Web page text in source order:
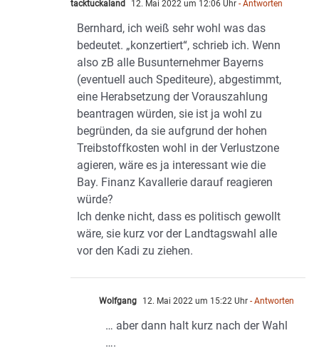
tacktuckaland 12. Mai 2022 um 12:06 Uhr - Antworten
Bernhard, ich weiß sehr wohl was das
bedeutet. „konzertiert“, schrieb ich. Wenn
also zB alle Busunternehmer Bayerns
(eventuell auch Spediteure), abgestimmt,
eine Herabsetzung der Vorauszahlung
beantragen würden, sie ist ja wohl zu
begründen, da sie aufgrund der hohen
Treibstoffkosten wohl in der Verlustzone
agieren, wäre es ja interessant wie die
Bay. Finanz Kavallerie darauf reagieren
würde?
Ich denke nicht, dass es politisch gewollt
wäre, sie kurz vor der Landtagswahl alle
vor den Kadi zu ziehen.
Wolfgang 12. Mai 2022 um 15:22 Uhr - Antworten
… aber dann halt kurz nach der Wahl
….